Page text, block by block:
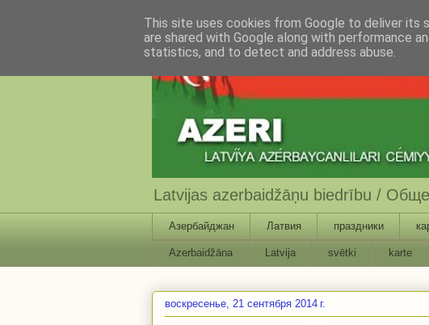
Latvijas azerbaidžāņu biedrību /
Азербайджан Латвия праздники
Azerbaidžāna Latvija svētki karte
воскресенье, 21 сентября 2014 г.
This site uses cookies from Google to deliver its
are shared with Google along with performance
statistics, and to detect and address abuse.